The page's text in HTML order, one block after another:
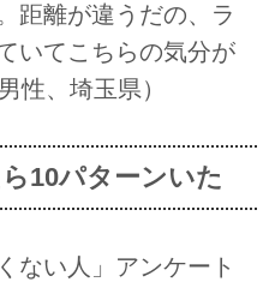
距離が違うだの、ラ
いてこちらの気分が
性、埼玉県）
10パターンいた
ない人」アンケート